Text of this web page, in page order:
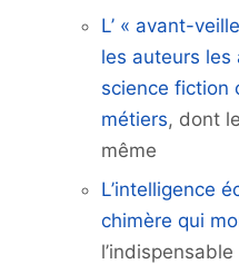
L’ « avant-
les auteurs les
science fiction
métiers, dont
même
L’intelligence
chimère qui